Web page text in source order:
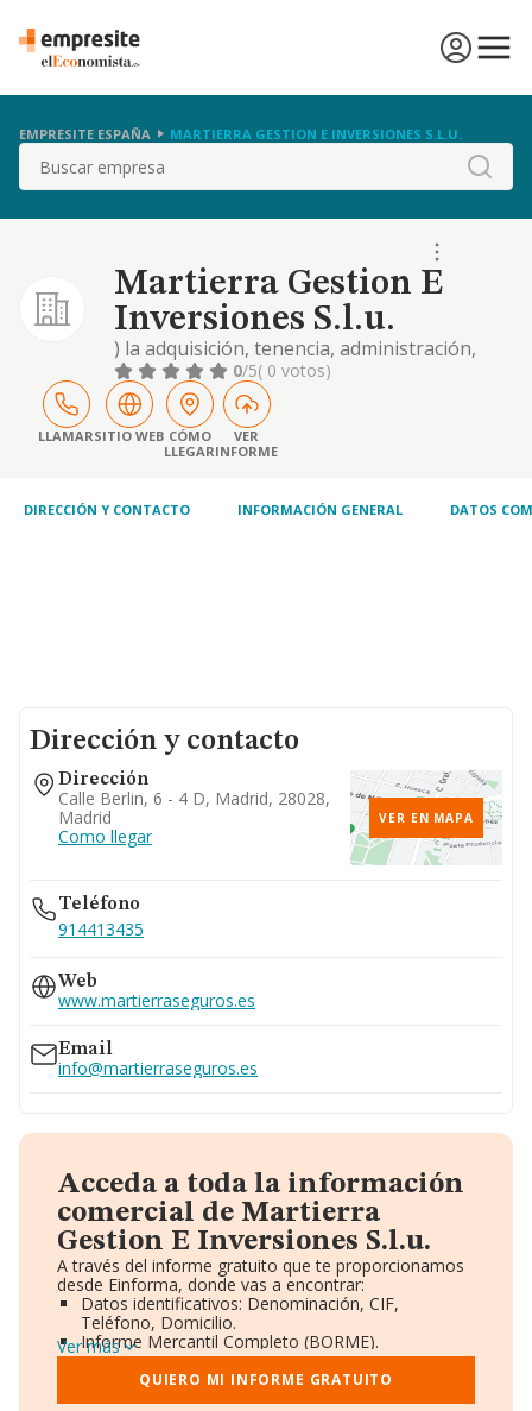
EMPRESITE ESPAÑA MARTIERRA GESTION E INVERSIONES S.L.U.
Buscar
Martierra Gestion E
Inversiones S.l.u.
) la adquisición, tenencia, administración,
explotación y enajenación de bienes
inmuebles, rústicos o urbanos, cualquiera
que sea su destino, incluyendo su
arrendamiento, gestión y comercialización.
b) la promoción inmobiliaria en su más
tenencia...
0/5( 0 votos)
LLAMARSITIO WEB CÓMO
LLEGAR
VER
INFORME
DIRECCIÓN Y CONTACTO INFORMACIÓN GENERAL DATOS
Dirección y contacto
Dirección
Calle Berlin, 6 - 4 D, Madrid, 28028,
Madrid
Como llegar
VER EN MAPA
Teléfono
914413435
Web
www.martierraseguros.es
Email
info@martierraseguros.es
Acceda a toda la información
comercial de Martierra
Gestion E Inversiones S.l.u.
A través del informe gratuito que te proporcionamos
desde Einforma, donde vas a encontrar:
Datos identificativos: Denominación, CIF,
Teléfono, Domicilio.
Informe Mercantil Completo (BORME).
Gráficos de Evolución Ventas y Empleados.
Consejo de Administración y Administradores.
Directivos y Ejecutivos.
Ver más
QUIERO MI INFORME GRATUITO